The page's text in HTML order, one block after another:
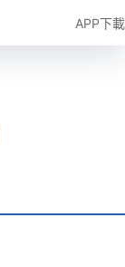
APP下載